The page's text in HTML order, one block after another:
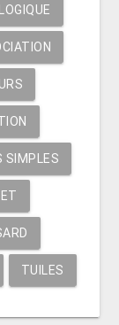
LOGIQUE
SIMPLES
TUILES